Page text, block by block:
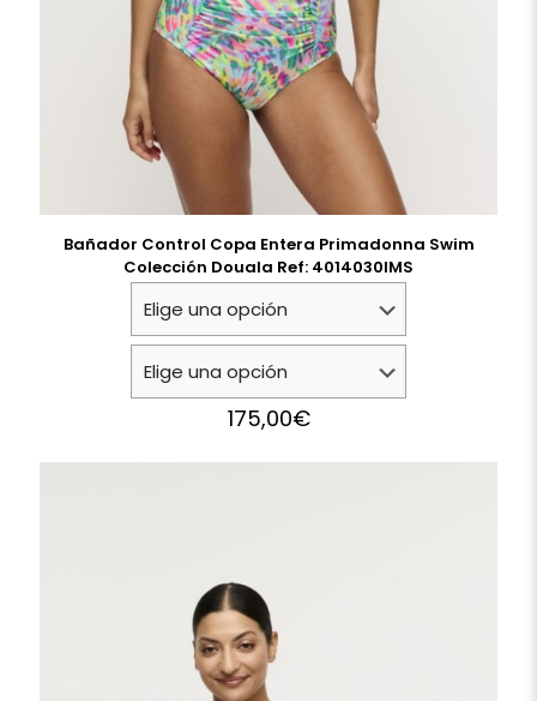
Bañador Control Copa Entera Primadonna Swim
Colección Douala Ref: 4014030IMS
175,00€